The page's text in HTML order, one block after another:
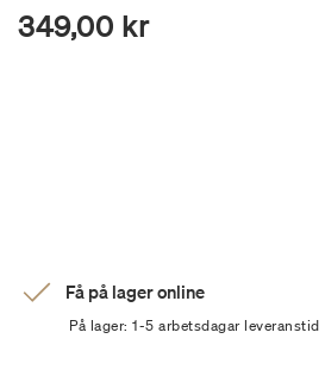
349,00 kr
Få på lager online
På lager: 1-5 arbetsdagar leveranstid